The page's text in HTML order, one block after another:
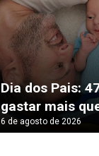
Dia dos Pais:
gastar mais
6 de agosto de 2026